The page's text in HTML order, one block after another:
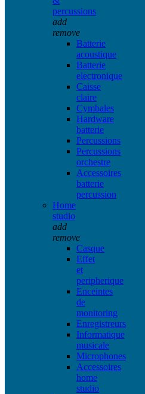
percussions
add
remove
Batterie
acoustique
Batterie
electronique
Caisse
claire
Cymbales
Hardware
batterie
Percussions
Percussions
orchestre
Accessoires
batterie
percussion
Home
studio
add
remove
Casque
Effet
et
peripherique
Enceintes
de
monitoring
Enregistreurs
Informatique
musicale
Microphones
Accessoires
home
studio